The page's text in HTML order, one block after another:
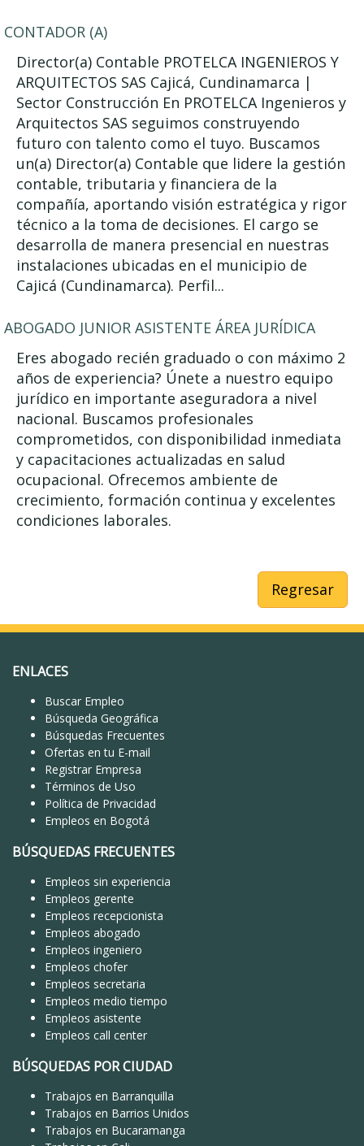
CONTADOR (A)
Director(a) Contable PROTELCA INGENIEROS Y
ARQUITECTOS SAS Cajicá, Cundinamarca |
Sector Construcción En PROTELCA Ingenieros y
Arquitectos SAS seguimos construyendo
futuro con talento como el tuyo. Buscamos
un(a) Director(a) Contable que lidere la gestión
contable, tributaria y financiera de la
compañía, aportando visión estratégica y rigor
técnico a la toma de decisiones. El cargo se
desarrolla de manera presencial en nuestras
instalaciones ubicadas en el municipio de
Cajicá (Cundinamarca). Perfil...
ABOGADO JUNIOR ASISTENTE ÁREA JURÍDICA
Eres abogado recién graduado o con máximo 2
años de experiencia? Únete a nuestro equipo
jurídico en importante aseguradora a nivel
nacional. Buscamos profesionales
comprometidos, con disponibilidad inmediata
y capacitaciones actualizadas en salud
ocupacional. Ofrecemos ambiente de
crecimiento, formación continua y excelentes
condiciones laborales.
Regresar
ENLACES
Buscar Empleo
Búsqueda Geográfica
Búsquedas Frecuentes
Ofertas en tu E-mail
Registrar Empresa
Términos de Uso
Política de Privacidad
Empleos en Bogotá
BÚSQUEDAS FRECUENTES
Empleos sin experiencia
Empleos gerente
Empleos recepcionista
Empleos abogado
Empleos ingeniero
Empleos chofer
Empleos secretaria
Empleos medio tiempo
Empleos asistente
Empleos call center
BÚSQUEDAS POR CIUDAD
Trabajos en Barranquilla
Trabajos en Barrios Unidos
Trabajos en Bucaramanga